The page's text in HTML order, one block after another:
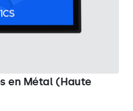
en Métal (Haute